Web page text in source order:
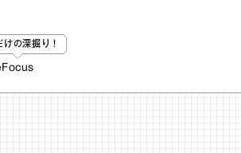
けの深掘り！
Focus